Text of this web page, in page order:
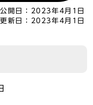
公開日：
2023年4月1日
更新日：
2023年4月1日